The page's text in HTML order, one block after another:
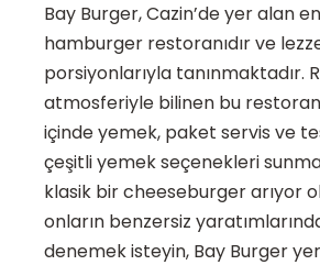
Bay Burger, Cazin’de yer alan
hamburger restoranıdır ve
porsiyonlarıyla tanınmaktadır.
atmosferiyle bilinen bu
içinde yemek, paket servis ve
çeşitli yemek seçenekleri
klasik bir cheeseburger arıyor
onların benzersiz
denemek isteyin, Bay Burger